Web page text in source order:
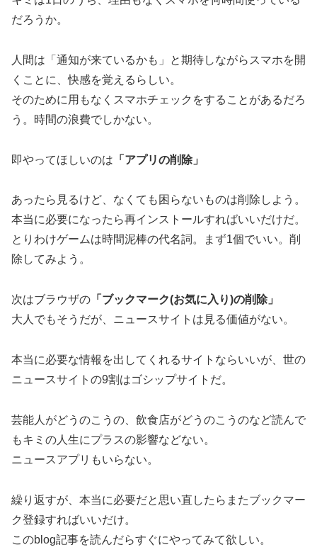
だろうか。
人間は「通知が来ているかも」と期待しながらスマホを開
くことに、快感を覚えるらしい。
そのために用もなくスマホチェックをすることがあるだろ
う。時間の浪費でしかない。
即やってほしいのは 「アプリの削除」
あったら見るけど、なくても困らないものは削除しよう。
本当に必要になったら再インストールすればいいだけだ。
とりわけゲームは時間泥棒の代名詞。まず1個でいい。削
除してみよう。
次はブラウザの 「ブックマーク(お気に入り)の削除」
大人でもそうだが、ニュースサイトは見る価値がない。
本当に必要な情報を出してくれるサイトならいいが、世の
ニュースサイトの9割はゴシップサイトだ。
芸能人がどうのこうの、飲食店がどうのこうのなど読んで
もキミの人生にプラスの影響などない。
ニュースアプリもいらない。
繰り返すが、本当に必要だと思い直したらまたブックマー
ク登録すればいいだけ。
このblog記事を読んだらすぐにやってみて欲しい。